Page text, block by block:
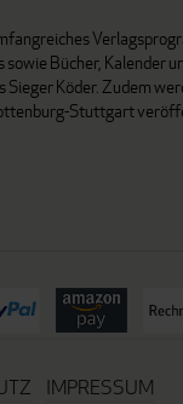
Bücher, Kalender
Köder. Zudem
Stuttgart
IMPRESSUM